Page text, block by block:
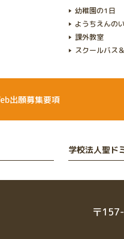
幼稚園の1日
ようちえんの
課外教室
スクールバス
出願募集要項
学校法人聖ド
〒